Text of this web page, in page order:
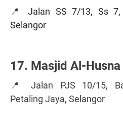
📍Jalan SS 7/13, Ss
Selangor
17. Masjid Al-
📍 Jalan PJS 10/15,
Petaling Jaya, Selangor